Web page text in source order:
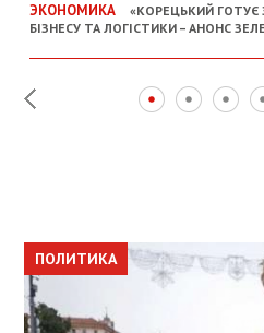
ЭКОНОМИКА
«КОРЕЦЬКИЙ
БІЗНЕСУ ТА ЛОГІСТИКИ – АНОНС
ПОЛИТИКА
ПОЛИТИКА
ОБЩЕСТВО
ПОЛИТИКА
ЭКОНОМИКА